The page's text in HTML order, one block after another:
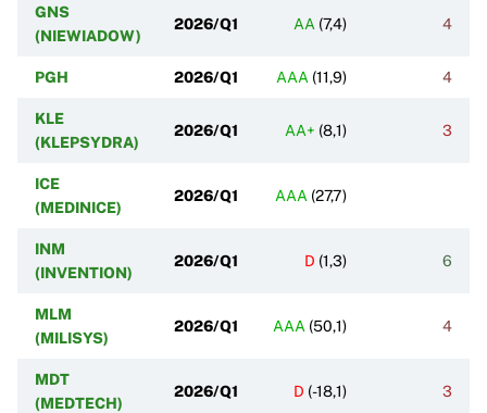
GNS
(NIEWIADOW)
2026/Q1 AA (7,4) 4
PGH 2026/Q1 AAA (11,9) 4
KLE
(KLEPSYDRA)
2026/Q1 AA+ (8,1) 3
ICE
(MEDINICE)
2026/Q1 AAA (27,7)
INM
(INVENTION)
2026/Q1 D (1,3) 6
MLM
(MILISYS)
2026/Q1 AAA (50,1) 4
MDT
(MEDTECH)
2026/Q1 D (-18,1) 3